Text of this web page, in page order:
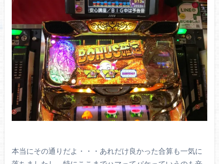
本当にその通りだよ・・・あれだけ良かった合算も一気に